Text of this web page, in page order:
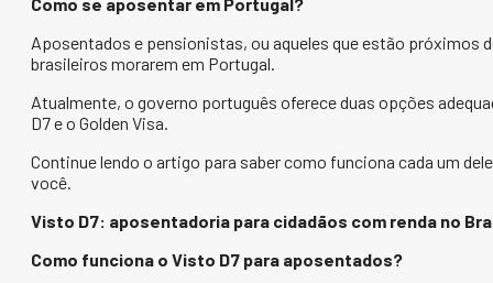
Aposentados e pensionistas, ou aqueles que estão
brasileiros morarem em Portugal.
Atualmente, o governo português oferece duas opções
D7 e o Golden Visa.
Continue lendo o artigo para saber como funciona cada um
você.
Visto D7: aposentadoria para cidadãos com renda no
Como funciona o Visto D7 para aposentados?